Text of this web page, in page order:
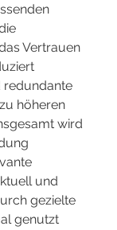
Vertrauen
redundante
höheren
wird
und
gezielte
genutzt